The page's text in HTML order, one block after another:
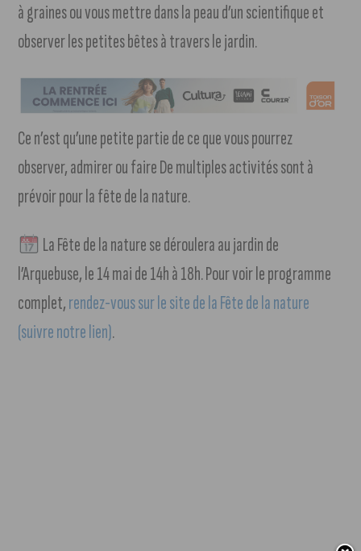
à graines ou vous mettre dans la peau d’un scientifique et
observer les petites bêtes à travers le jardin.
Ce n’est qu’une petite partie de ce que vous pourrez
observer, admirer ou faire De multiples activités sont à
prévoir pour la fête de la nature.
La Fête de la nature se déroulera au jardin de
l’Arquebuse, le 14 mai de 14h à 18h. Pour voir le programme
complet,rendez-vous sur le site de la Fête de la nature
(suivre notre lien).